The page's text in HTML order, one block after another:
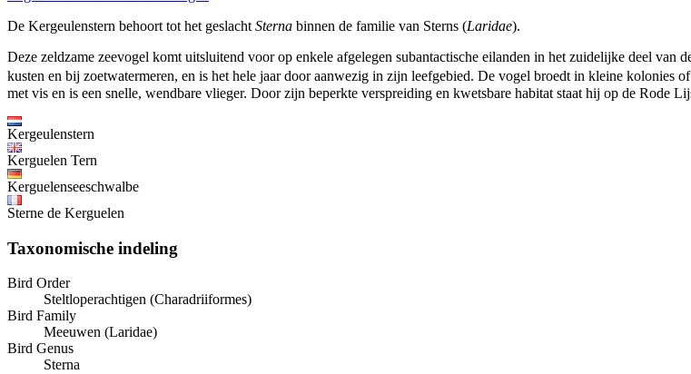
De Kergeulenstern behoort tot het geslacht Sterna binnen de familie van Sterns (Laridae).
Deze zeldzame zeevogel komt uitsluitend voor op enkele afgelegen subantactische eilanden in het zuidelijke deel
kusten en bij zoetwatermeren, en is het hele jaar door aanwezig in zijn leefgebied. De vogel broedt in kleine
met vis en is een snelle, wendbare vlieger. Door zijn beperkte verspreiding en kwetsbare habitat staat hij op de Rode
Kergeulenstern
Kerguelen Tern
Kerguelenseeschwalbe
Sterne de Kerguelen
Taxonomische indeling
Bird Order
Steltloperachtigen (Charadriiformes)
Bird Family
Meeuwen (Laridae)
Bird Genus
Sterna